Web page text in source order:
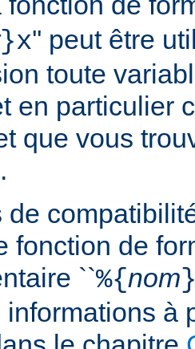
}x'' peut être
toute
en particulier
que vous
de
fonction de
``%{nom
à